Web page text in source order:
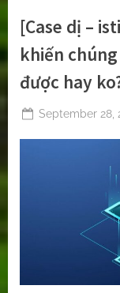
hay”
[Case dị –
khiến
được hay
Posted
September 28,